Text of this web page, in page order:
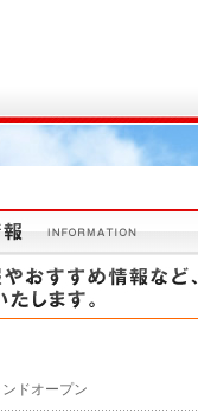
ドオープン